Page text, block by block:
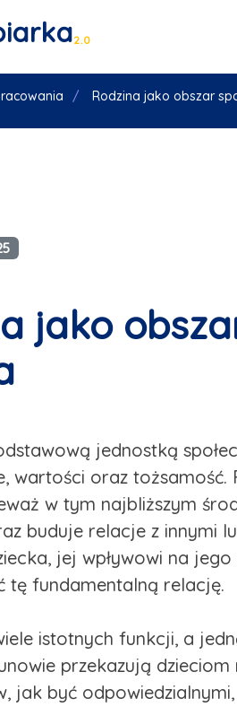
2.0
Rodzina jako obszar
jako
jednostką
wartości oraz
w tym najbliższym
buduje relacje z innymi
jej wpływowi na
tę fundamentalną relację.
istotnych funkcji, a
przekazują
jak być